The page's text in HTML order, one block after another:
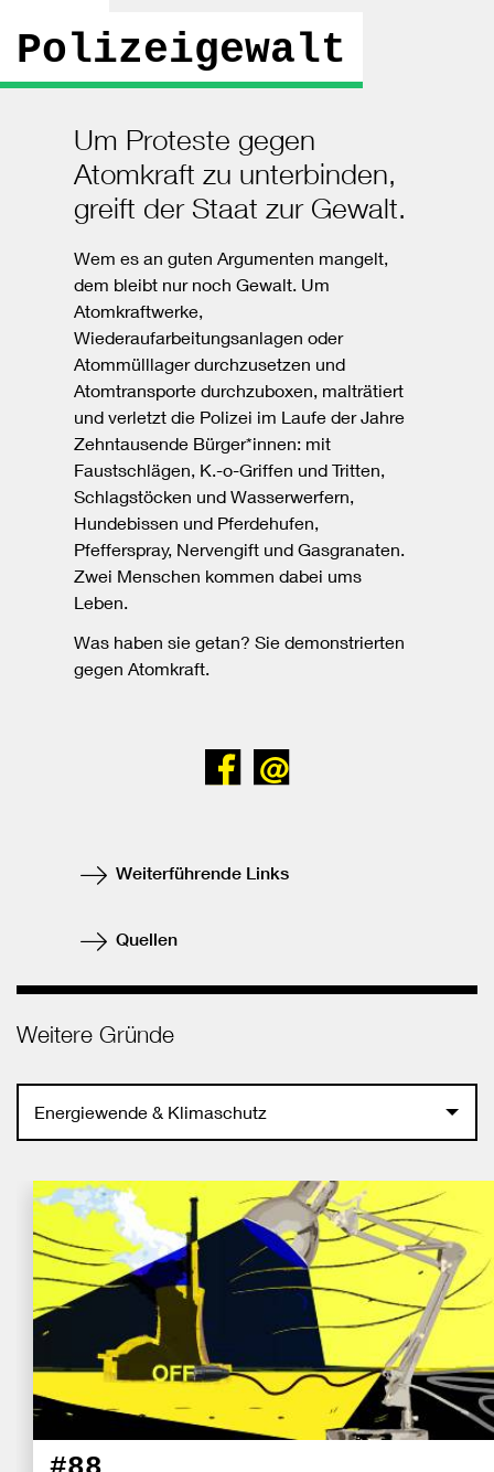
Polizeigewalt
Um Proteste gegen
Atomkraft zu unterbinden,
greift der Staat zur Gewalt.
Wem es an guten Argumenten mangelt,
dem bleibt nur noch Gewalt. Um
Atomkraftwerke,
Wiederaufarbeitungsanlagen oder
Atommülllager durchzusetzen und
Atomtransporte durchzuboxen, malträtiert
und verletzt die Polizei im Laufe der Jahre
Zehntausende Bürger*innen: mit
Faustschlägen, K.-o-Griffen und Tritten,
Schlagstöcken und Wasserwerfern,
Hundebissen und Pferdehufen,
Pfefferspray, Nervengift und Gasgranaten.
Zwei Menschen kommen dabei ums
Leben.
Was haben sie getan? Sie demonstrierten
gegen Atomkraft.
Bei
teilen
Senden
Weiterführende Links
Quellen
Weitere Gründe
Energiewende & Klimaschutz